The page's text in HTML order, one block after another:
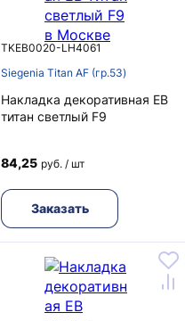
TKEB0020-LH4061
Siegenia Titan AF (гр.53)
Накладка декоративная EB
титан светлый F9
84,25 руб. / шт
Заказать